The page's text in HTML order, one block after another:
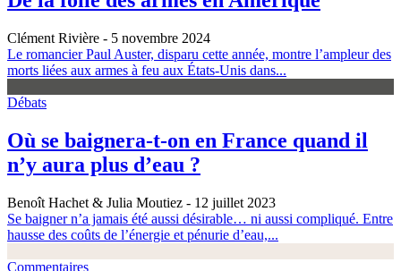
Clément Rivière - 5 novembre 2024
Le romancier Paul Auster, disparu cette année, montre l’ampleur des
morts liées aux armes à feu aux États-Unis dans...
Débats
Où se baignera-t-on en France quand il
n’y aura plus d’eau ?
Benoît Hachet & Julia Moutiez - 12 juillet 2023
Se baigner n’a jamais été aussi désirable… ni aussi compliqué. Entre
hausse des coûts de l’énergie et pénurie d’eau,...
Commentaires